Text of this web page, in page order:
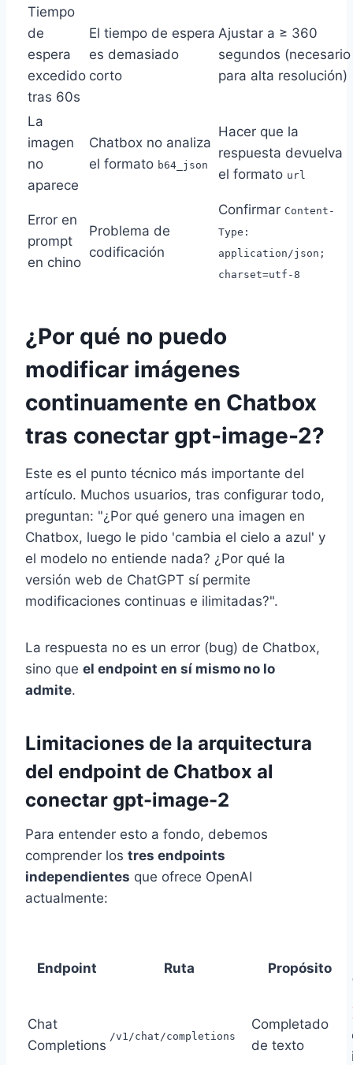
Tiempo
de
espera
excedido
tras 60s
El tiempo de espera
es demasiado
corto
Ajustar a ≥ 360
segundos (necesario
para alta resolución)
La
imagen
no
aparece
Chatbox no analiza
el formato b64_json
Hacer que la
respuesta devuelva
el formato url
Error en
prompt
en chino
Problema de
codificación
Confirmar Content-
Type:
application/json;
charset=utf-8
¿Por qué no puedo
modificar imágenes
continuamente en Chatbox
tras conectar gpt-image-2?
Este es el punto técnico más importante del
artículo. Muchos usuarios, tras configurar todo,
preguntan: "¿Por qué genero una imagen en
Chatbox, luego le pido 'cambia el cielo a azul' y
el modelo no entiende nada? ¿Por qué la
versión web de ChatGPT sí permite
modificaciones continuas e ilimitadas?".
La respuesta no es un error (bug) de Chatbox,
sino que el endpoint en sí mismo no lo
admite.
Limitaciones de la arquitectura
del endpoint de Chatbox al
conectar gpt-image-2
Para entender esto a fondo, debemos
comprender los tres endpoints
independientes que ofrece OpenAI
actualmente:
Endpoint Ruta Propósito
Chat
Completions
/v1/chat/completions
Completado
de texto